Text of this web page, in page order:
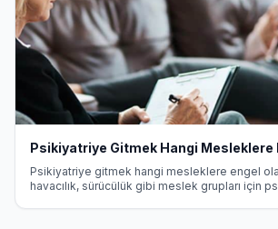
Psikiyatriye Gitmek Hangi Mesleklere
Psikiyatriye gitmek hangi mesleklere engel
havacılık, sürücülük gibi meslek grupları için